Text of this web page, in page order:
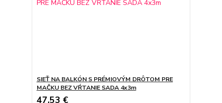
SIEŤ NA BALKÓN S PRÉMIOVÝM DRÔTOM PRE
MAČKU BEZ VŔTANIE SADA 4x3m
47,53 €